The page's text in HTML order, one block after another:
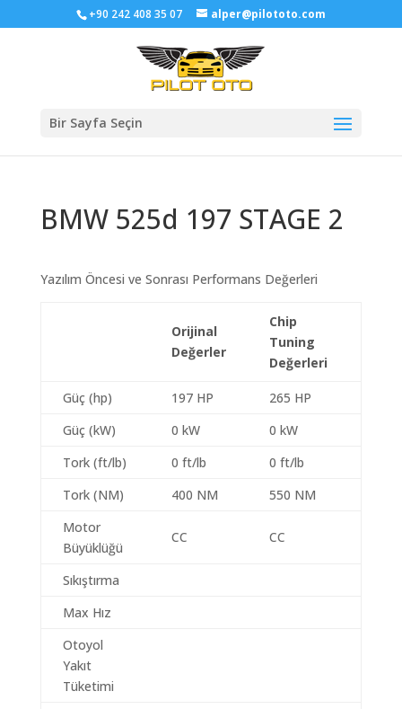
+90 242 408 35 07 alper@pilototo.com
Bir Sayfa Seçin
BMW 525d 197 STAGE 2
Yazılım Öncesi ve Sonrası Performans Değerleri
Orijinal
Değerler
Chip
Tuning
Değerleri
Güç (hp) 197 HP
265 HP
Güç (kW)
0 kW
0 kW
Tork (ft/lb)
0 ft/lb
0 ft/lb
Tork (NM)
400 NM
550 NM
Motor
Büyüklüğü
CC CC
Sıkıştırma
Max Hız
Otoyol
Yakıt
Tüketimi